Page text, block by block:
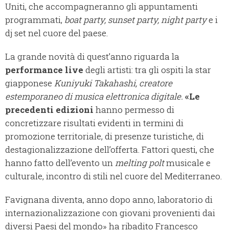
Uniti, che accompagneranno gli appuntamenti
programmati, boat party, sunset party, night partye i
dj set nel cuore del paese.
La grande novità di quest’anno riguarda la
performance live degli artisti: tra gli ospiti la star
giapponese Kuniyuki Takahashi, creatore
estemporaneo di musica elettronica digitale. «Le
precedenti edizioni hanno permesso di
concretizzare risultati evidenti in termini di
promozione territoriale, di presenze turistiche, di
destagionalizzazione dell’offerta. Fattori questi, che
hanno fatto dell’evento unmelting poltmusicale e
culturale, incontro di stili nel cuore del Mediterraneo.
Favignana diventa, anno dopo anno, laboratorio di
internazionalizzazione con giovani provenienti dai
diversi Paesi del mondo» ha ribadito Francesco